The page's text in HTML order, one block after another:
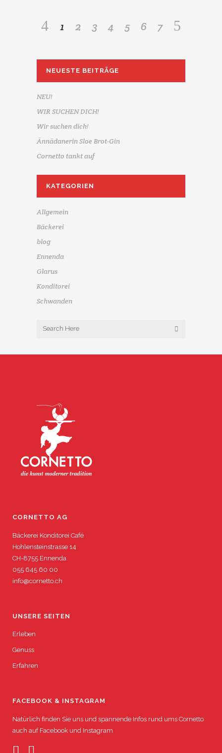
1 2 3 4 5 6 7
NEUESTE BEITRÄGE
NEU!
WIR SUCHEN DICH!
Wir suchen dich!
Ännädanerin Sloe Brot-Gin
Cornetto tankt auf
KATEGORIEN
Allgemein
Bäckerei
blog
Ennenda
Glarus
Konditorei
Schwanden
CORNETTO AG
Bäckerei Konditorei Café
Hohlensteinstrasse 14
CH-8755 Ennenda
055 645 60 00
info@cornetto.ch
UNSERE SEITEN
Erleben
Genuss
Erfahren
FACEBOOK & INSTAGRAM
Natürlich finden Sie uns und spannende Infos rund ums Cornetto
auch auf Facebook und Instagram